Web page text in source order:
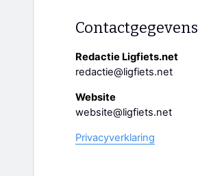
Contactgegevens
Redactie Ligfiets.net
redactie@ligfiets.net
Website
website@ligfiets.net
Privacyverklaring